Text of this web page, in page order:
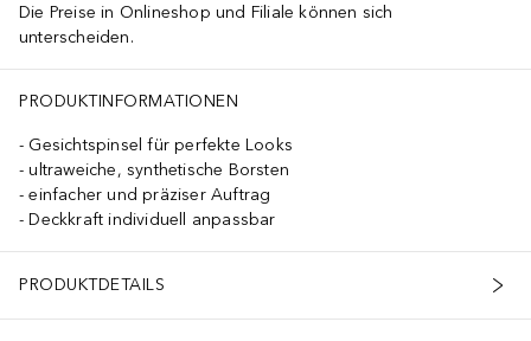
Die Preise in Onlineshop und Filiale können sich
unterscheiden.
PRODUKTINFORMATIONEN
Gesichtspinsel für perfekte Looks
ultraweiche, synthetische Borsten
einfacher und präziser Auftrag
Deckkraft individuell anpassbar
PRODUKTDETAILS